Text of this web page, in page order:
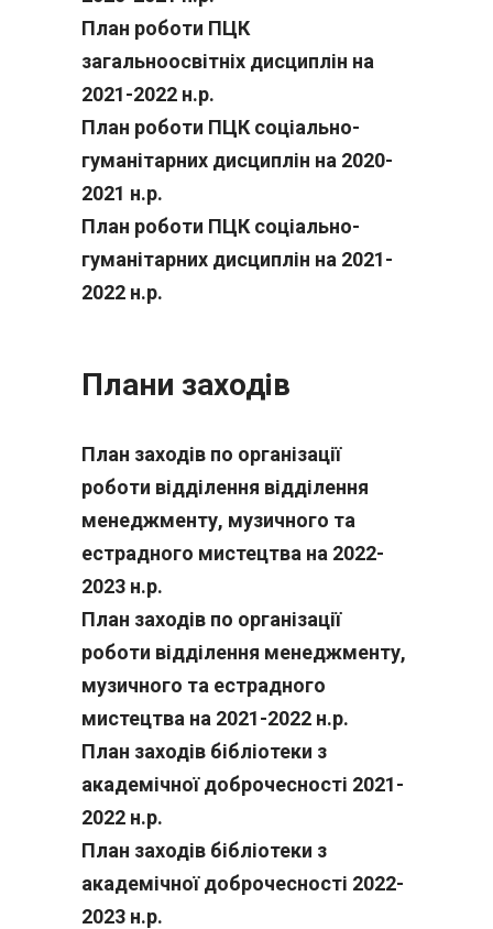
План роботи ПЦК
загальноосвітніх дисциплін на
2021-2022 н.р.
План роботи ПЦК соціально-
гуманітарних дисциплін на 2020-
2021 н.р.
План роботи ПЦК соціально-
гуманітарних дисциплін на 2021-
2022 н.р.
Плани заходів
План заходів по організації
роботи відділення відділення
менеджменту, музичного та
естрадного мистецтва на 2022-
2023 н.р.
План заходів по організації
роботи відділення менеджменту,
музичного та естрадного
мистецтва на 2021-2022 н.р.
План заходів бібліотеки з
академічної доброчесності 2021-
2022 н.р.
План заходів бібліотеки з
академічної доброчесності 2022-
2023 н.р.